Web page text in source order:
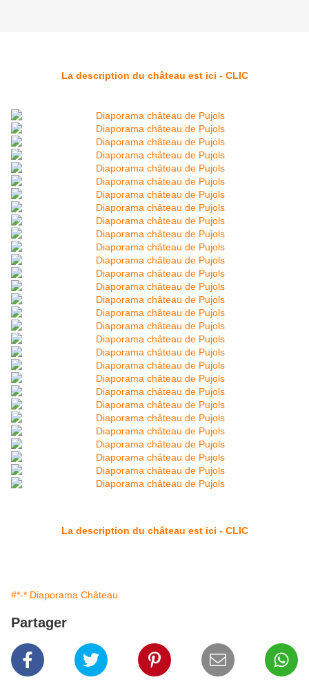
La description du château est ici - CLIC
La description du château est ici - CLIC
#*-* Diaporama Château
Partager